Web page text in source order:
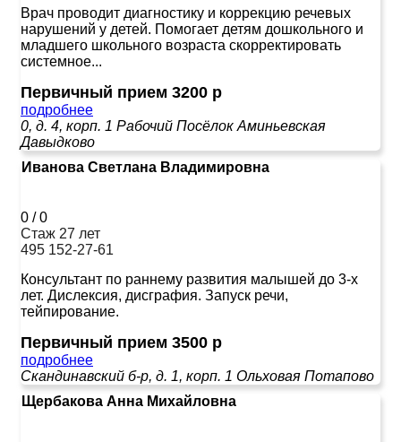
Врач проводит диагностику и коррекцию речевых
нарушений у детей. Помогает детям дошкольного и
младшего школьного возраста скорректировать
системное...
Первичный прием 3200 р
подробнее
0, д. 4, корп. 1 Рабочий Посёлок Аминьевская
Давыдково
Иванова Светлана Владимировна
0 /0
Стаж 27 лет
495 152-27-61
Консультант по раннему развития малышей до 3-х
лет. Дислексия, дисграфия. Запуск речи,
тейпирование.
Первичный прием 3500 р
подробнее
Скандинавский б-р, д. 1, корп. 1 Ольховая Потапово
Щербакова Анна Михайловна